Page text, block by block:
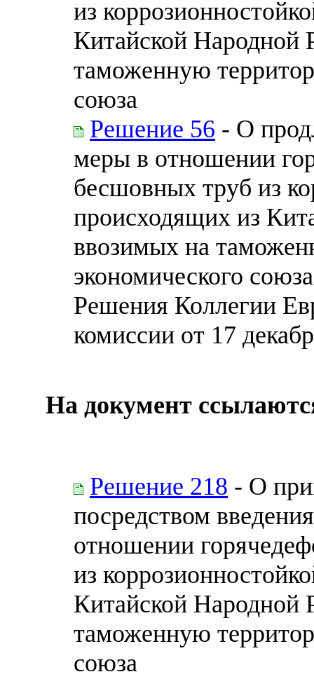
из
Китайской Народной
таможенную
союза
Решение 56 - О
меры в отношении
бесшовных труб из
происходящих из
ввозимых на
экономического
Решения Коллегии
комиссии от 17
На документ
Решение 218 - О
посредством
отношении
из
Китайской Народной
таможенную
союза